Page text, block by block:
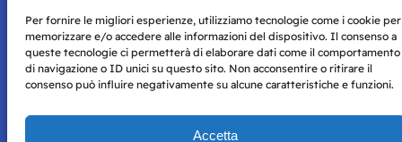
Per fornire le migliori esperienze, utilizziamo tecnologie come i cookie per
memorizzare e/o accedere alle informazioni del dispositivo. Il consenso a
queste tecnologie ci permetterà di elaborare dati come il comportamento
di navigazione o ID unici su questo sito. Non acconsentire o ritirare il
consenso può influire negativamente su alcune caratteristiche e funzioni.
Accetta
Napoli con autorizzazione numero 38 del 25/9/2019.
Tutte le immagini e i contenuti su questo sito sono forniti